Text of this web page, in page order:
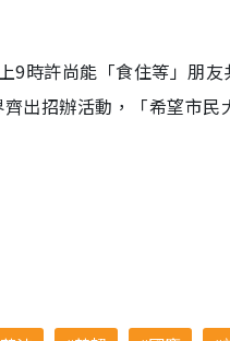
9時許尚能「食住等」朋
出招辦活動，「希望市民